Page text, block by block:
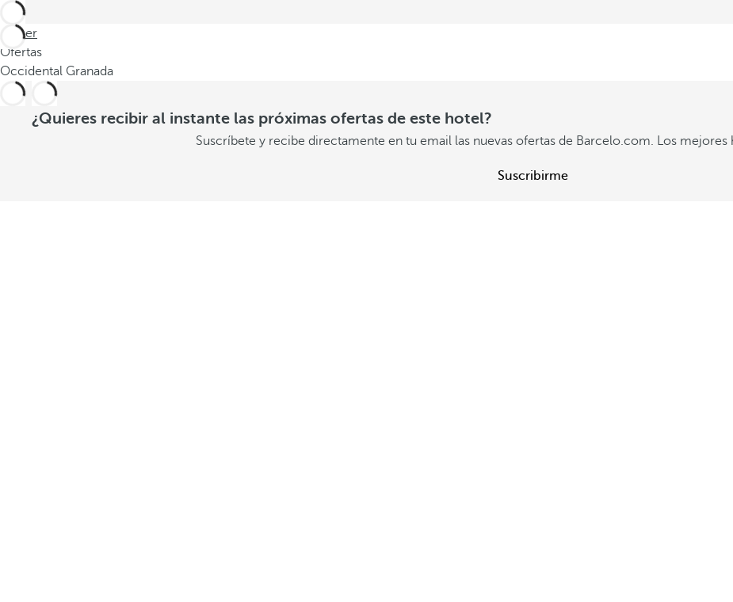
Volver
Ofertas
Occidental Granada
¿Quieres recibir al instante las próximas ofertas de este hotel?
Suscríbete y recibe directamente en tu email las nuevas ofertas de Barcelo.com. Los
Suscribirme